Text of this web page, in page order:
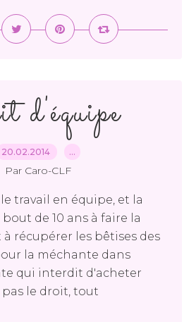
d'équipe
20.02.2014 …
Par Caro-CLF
travail en équipe, et la
bout de 10 ans à faire la
récupérer les bêtises des
la méchante dans
qui interdit d'acheter
le droit, tout